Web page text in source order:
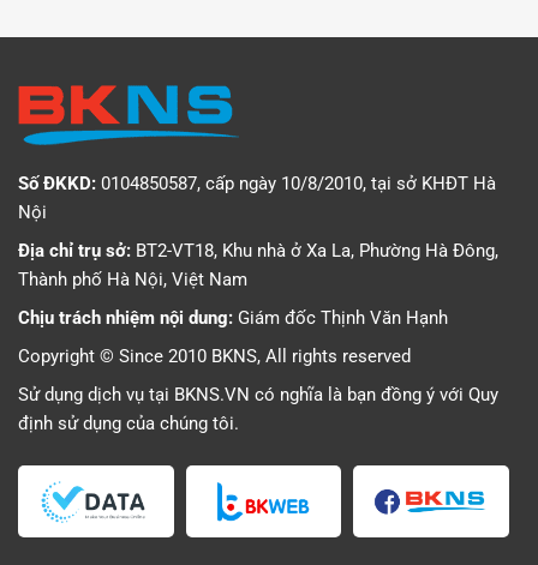
Số ĐKKD: 0104850587, cấp ngày 10/8/2010, tại sở KHĐT Hà
Nội
Địa chỉ trụ sở: BT2-VT18, Khu nhà ở Xa La, Phường Hà Đông,
Thành phố Hà Nội, Việt Nam
Chịu trách nhiệm nội dung: Giám đốc Thịnh Văn Hạnh
Copyright © Since 2010 BKNS, All rights reserved
Sử dụng dịch vụ tại BKNS.VN có nghĩa là bạn đồng ý với Quy
định sử dụng của chúng tôi.